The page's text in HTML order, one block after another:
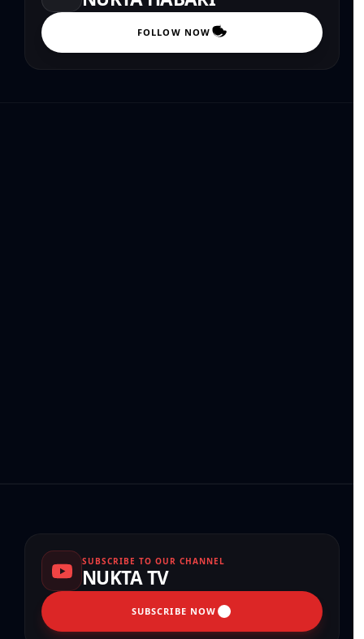
FOLLOW NOW
SUBSCRIBE TO OUR CHANNEL
NUKTA TV
SUBSCRIBE NOW